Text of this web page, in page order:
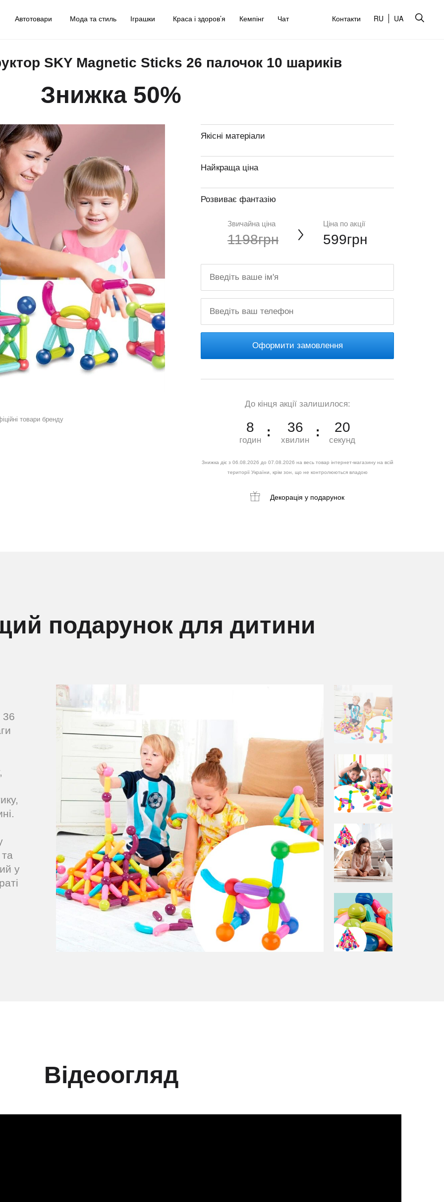
Автотовари Мода та стиль Іграшки Краса і здоров’я Кемпінг Чат Контакти RU UA
SKY Magnetic Sticks 26 палочок 10 шариків
Знижка 50%
товари бренду
Якісні матеріали
Найкраща ціна
Розвиває фантазію
Звичайна ціна
1198грн
Ціна по акції
599грн
Оформити замовлення
До кінця акції залишилося:
8
годин
36
хвилин
19
секунд
Знижка діє з 06.08.2026 до 07.08.2026 на весь товар інтернет-магазину на всій
території України, крім зон, що не контролюються владою
Декорація у подарунок
подарунок для дитини
36
у
Відеоогляд